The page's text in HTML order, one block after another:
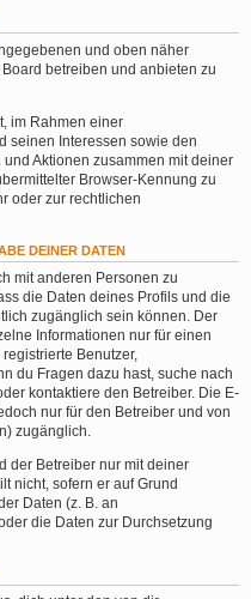
und oben näher
betreiben und anbieten zu
im Rahmen einer
seinen Interessen sowie den
Aktionen zusammen mit deiner
Browser-Kennung zu
oder zur rechtlichen
DEINER DATEN
mit anderen Personen zu
die Daten deines Profils und die
zugänglich sein können. Der
Informationen nur für einen
Benutzer,
du Fragen dazu hast, suche nach
kontaktiere den Betreiber. Die E-
nur für den Betreiber und von
zugänglich.
der Betreiber nur mit deiner
nicht, sofern er auf Grund
Daten (z. B. an
die Daten zur Durchsetzung